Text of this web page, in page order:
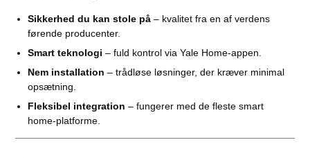
Sikkerhed du kan stole på– kvalitet fra en af verdens
førende producenter.
Smart teknologi – fuld kontrol via Yale Home-appen.
Nem installation – trådløse løsninger, der kræver minimal
opsætning.
Fleksibel integration – fungerer med de fleste smart
home-platforme.